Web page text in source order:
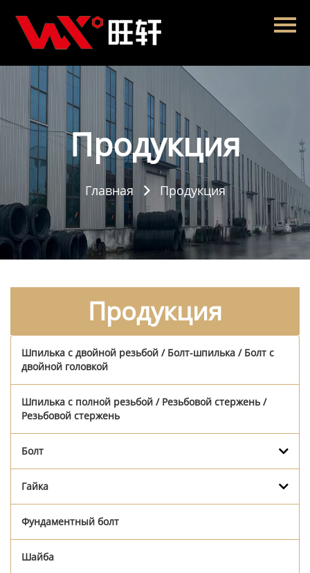
Главная
Продукция
Новости
О нас
Контакты Продукция
Главная  Продукция
Продукция
Шпилька с двойной резьбой / Болт-шпилька / Болт с
двойной головкой
Шпилька с полной резьбой / Резьбовой стержень /
Резьбовой стержень
Болт
Гайка
Фундаментный болт
Шайба